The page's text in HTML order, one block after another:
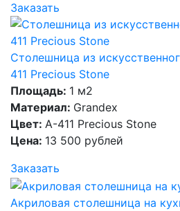
Заказать
Столешница из
411 Precious Stone
Площадь: 1 м2
Материал: Grandex
Цвет: A-411 Precious Stone
Цена: 13 500 рублей
Заказать
Акриловая столешница на